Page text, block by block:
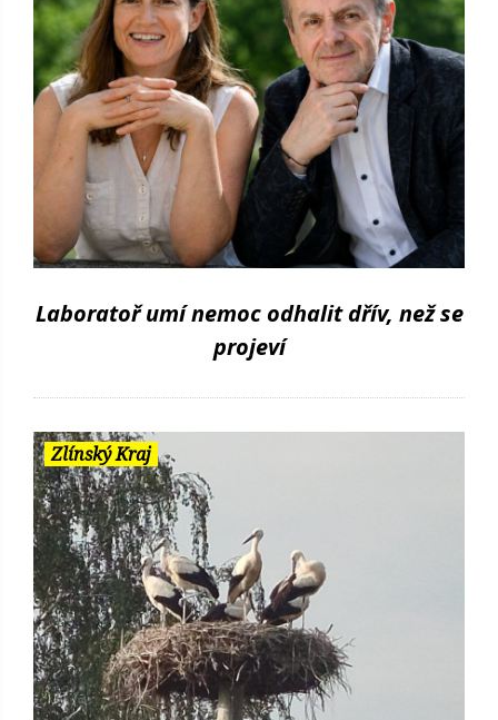
Laboratoř umí nemoc odhalit dřív, než se
projeví
Zlínský Kraj